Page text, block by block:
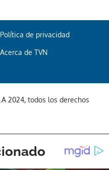
ACEPTAR
Política de privacidad
Acerca de TVN
2024, todos los derechos